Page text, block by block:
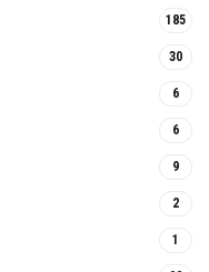
185
30
6
6
9
2
1